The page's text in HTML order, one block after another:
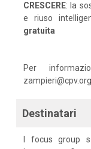
CRESCERE: la
e riuso
gratuita
Per
zampieri@cpv.org
Destinatari
I focus group